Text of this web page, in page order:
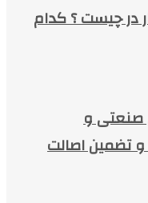
در چیست ؟ کدام
صنعتی و
و تضمین اصالت